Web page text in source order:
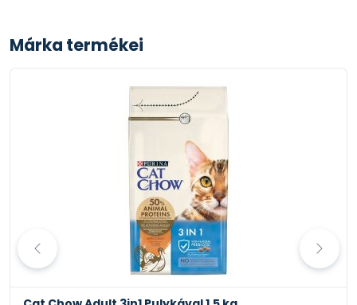
Macska testsúlya
vemhesség vagy
70-105 g
115-160 g
Márka termékei